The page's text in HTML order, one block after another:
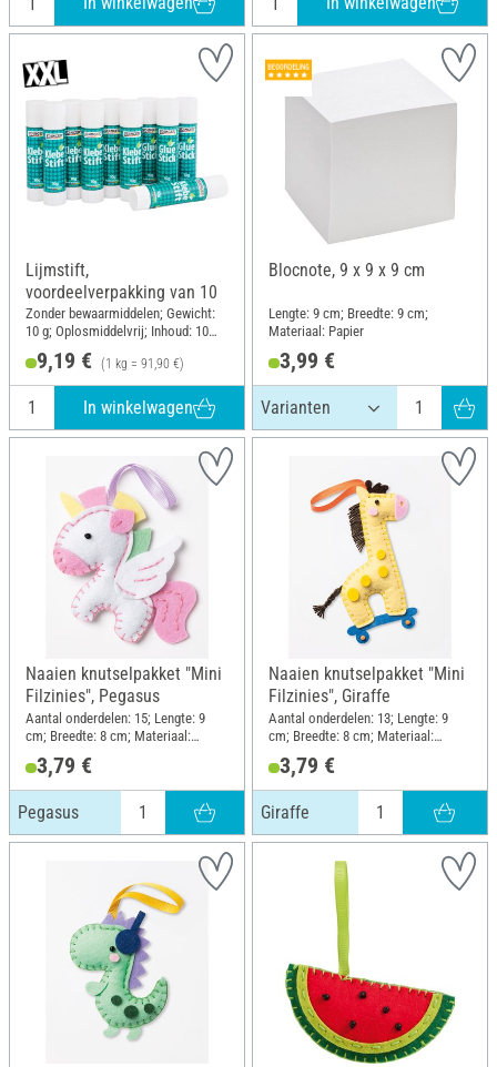
Lijmstift,
voordeelverpakking van 10
Zonder bewaarmiddelen; Gewicht:
10 g; Oplosmiddelvrij; Inhoud: 10
stukken
9,19 € (1 kg = 91,90 €)
In winkelwagen
Blocnote, 9 x 9 x 9 cm
Lengte: 9 cm; Breedte: 9 cm;
Materiaal: Papier
3,99 €
Naaien knutselpakket "Mini
Filzinies", Pegasus
Aantal onderdelen: 15; Lengte: 9
cm; Breedte: 8 cm; Materiaal:
Gevoeld
3,79 €
Pegasus
Naaien knutselpakket "Mini
Filzinies", Giraffe
Aantal onderdelen: 13; Lengte: 9
cm; Breedte: 8 cm; Materiaal:
Gevoeld
3,79 €
Giraffe